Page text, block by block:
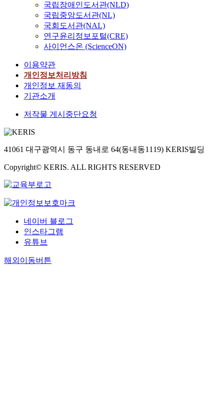
국립장애인도서관(NLD)
국립중앙도서관(NL)
국회도서관(NAL)
연구윤리정보포털(CRE)
사이언스온 (ScienceON)
이용약관
개인정보처리방침
개인정보 재동의
기관소개
저작물 게시중단요청
41061 대구광역시 동구 동내로 64(동내동1119) KERIS빌딩
Copyright© KERIS. ALL RIGHTS RESERVED
네이버 블로그
인스타그램
유튜브
해외이동버튼